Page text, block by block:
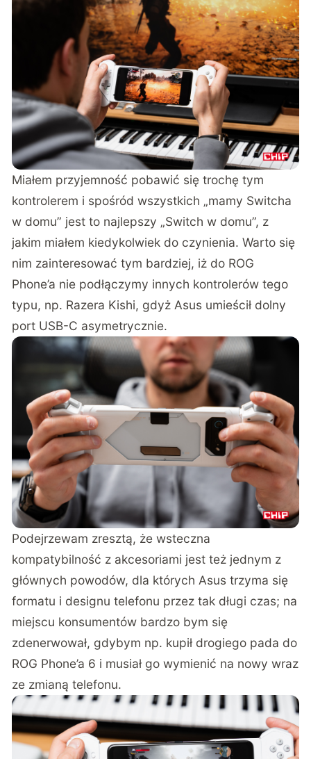
Miałem przyjemność pobawić się trochę tym
kontrolerem i spośród wszystkich „mamy Switcha
w domu” jest to najlepszy „Switch w domu”, z
jakim miałem kiedykolwiek do czynienia. Warto się
nim zainteresować tym bardziej, iż do ROG
Phone’a nie podłączymy innych kontrolerów tego
typu, np. Razera Kishi, gdyż Asus umieścił dolny
port USB-C asymetrycznie.
Podejrzewam zresztą, że wsteczna
kompatybilność z akcesoriami jest też jednym z
głównych powodów, dla których Asus trzyma się
formatu i designu telefonu przez tak długi czas; na
miejscu konsumentów bardzo bym się
zdenerwował, gdybym np. kupił drogiego pada do
ROG Phone’a 6 i musiał go wymienić na nowy wraz
ze zmianą telefonu.